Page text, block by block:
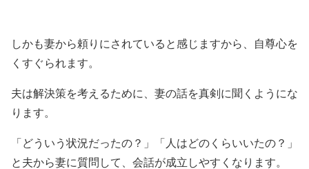
しかも妻から頼りにされていると感じますから、自尊心を
くすぐられます。
夫は解決策を考えるために、妻の話を真剣に聞くようにな
ります。
「どういう状況だったの？」「人はどのくらいいたの？」
と夫から妻に質問して、会話が成立しやすくなります。